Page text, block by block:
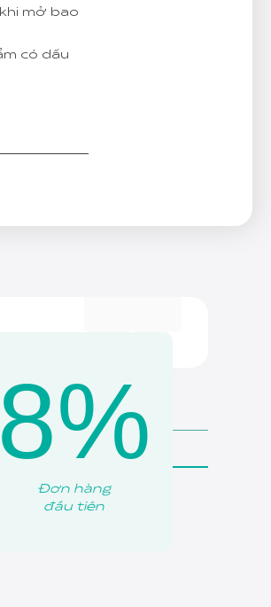
mở bao
có dấu
8%
Đơn hàng
đầu tiên
300ml